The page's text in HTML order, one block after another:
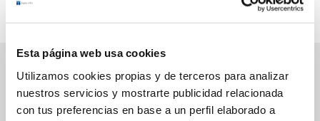
Esta página web usa cookies
Utilizamos cookies propias y de terceros para analizar
nuestros servicios y mostrarte publicidad relacionada
con tus preferencias en base a un perfil elaborado a
Gestiones Online